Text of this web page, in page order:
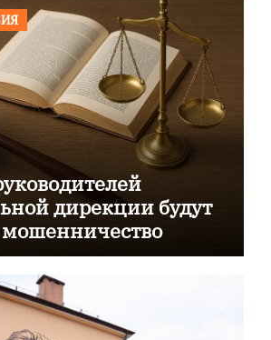
дирекции будут
мошенничество